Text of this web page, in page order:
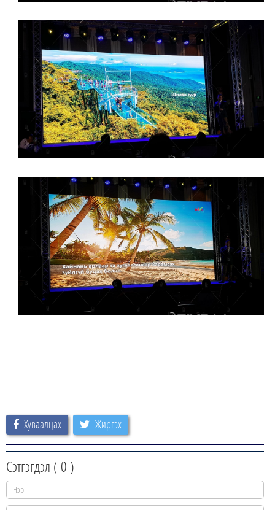
Хуваалцах Жиргэх
Сэтгэгдэл ( 0 )